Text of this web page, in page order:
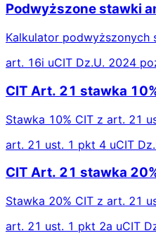
Podwyższone stawki
Kalkulator podwyższonych
art. 16i uCIT Dz.U. 2024
CIT Art. 21 stawka
Stawka 10% CIT z art. 21
art. 21 ust. 1 pkt 4 uCIT
CIT Art. 21 stawka
Stawka 20% CIT z art. 21
art. 21 ust. 1 pkt 2a uCIT